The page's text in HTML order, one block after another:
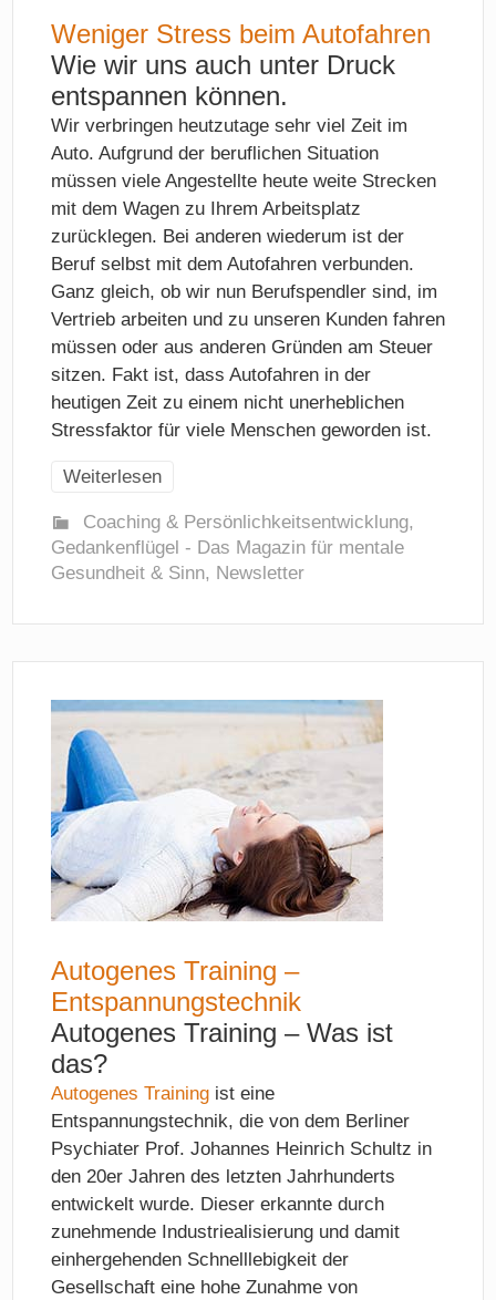
Weniger Stress beim Autofahren
Wie wir uns auch unter Druck
entspannen können.
Wir verbringen heutzutage sehr viel Zeit im
Auto. Aufgrund der beruflichen Situation
müssen viele Angestellte heute weite Strecken
mit dem Wagen zu Ihrem Arbeitsplatz
zurücklegen. Bei anderen wiederum ist der
Beruf selbst mit dem Autofahren verbunden.
Ganz gleich, ob wir nun Berufspendler sind, im
Vertrieb arbeiten und zu unseren Kunden fahren
müssen oder aus anderen Gründen am Steuer
sitzen. Fakt ist, dass Autofahren in der
heutigen Zeit zu einem nicht unerheblichen
Stressfaktor für viele Menschen geworden ist.
Weiterlesen
Coaching & Persönlichkeitsentwicklung,
Gedankenflügel - Das Magazin für mentale
Gesundheit & Sinn, Newsletter
Autogenes Training –
Entspannungstechnik
Autogenes Training – Was ist
das?
Autogenes Trainingist eine
Entspannungstechnik, die von dem Berliner
Psychiater Prof. Johannes Heinrich Schultz in
den 20er Jahren des letzten Jahrhunderts
entwickelt wurde. Dieser erkannte durch
zunehmende Industriealisierung und damit
einhergehenden Schnelllebigkeit der
Gesellschaft eine hohe Zunahme von